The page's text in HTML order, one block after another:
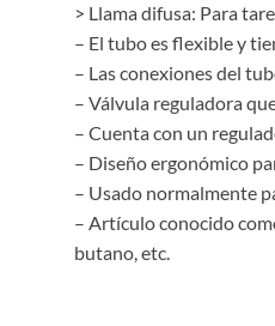
> Llama difusa: Para
– El tubo es flexible y
– Las conexiones del
– Válvula reguladora
– Cuenta con un
– Diseño ergonómico
– Usado normalmente
– Artículo conocido
butano, etc.